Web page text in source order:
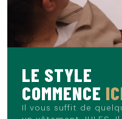
LE STYLE
COMMENCE
Il vous suffit de